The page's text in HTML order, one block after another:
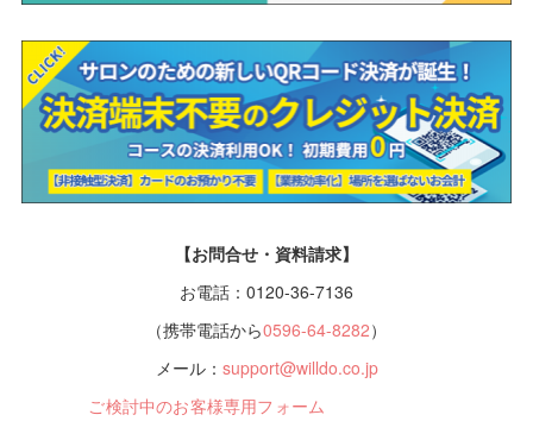
【お問合せ・資料請求】
お電話：0120-36-7136
（携帯電話から0596-64-8282）
メール： support@willdo.co.jp
ご検討中のお客様専用フォーム